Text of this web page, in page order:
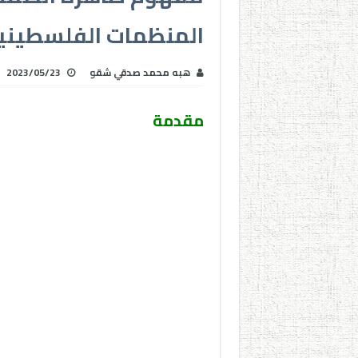
المنظمات
ھبه محمد صدقي شقو 2023/05/23
مقدمة